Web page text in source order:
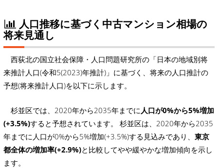
人口推移に基づく中古マンション相場の
将来見通し
西荻北の国立社会保障・人口問題研究所の「日本の地域別将
来推計人口(令和5(2023)年推計)」に基づく、将来の人口推計の
予想(将来推計人口)を以下に示します。
杉並区では、2020年から2035年までに 人口が0%から5%増加
(+3.5%)すると予想されています。 杉並区は、2020年から2035
年までに人口が0%から5%増加(+3.5%)する見込みであり、 東京
都全体の増加率(+2.9%)と比較してやや緩やかな増加傾向を示し
ます。